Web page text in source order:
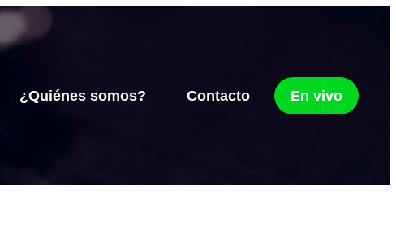
¿Quiénes somos? Contacto En vivo